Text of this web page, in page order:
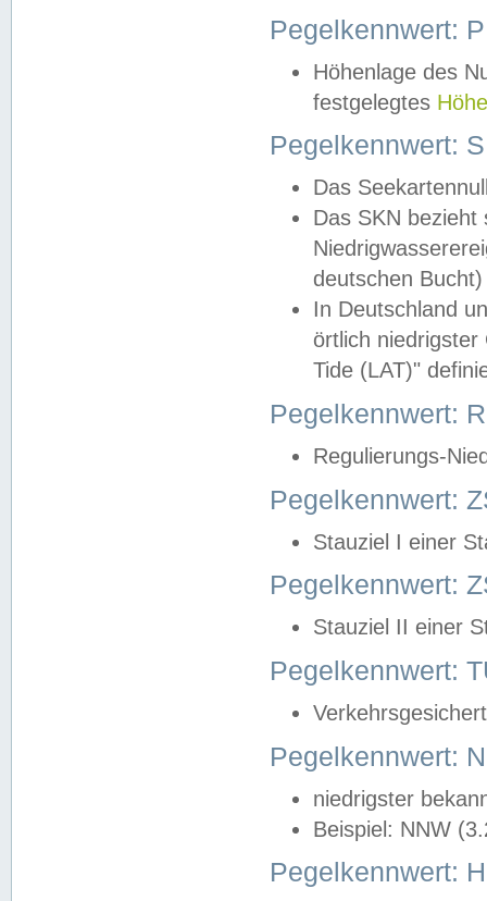
Pegelkennwert:
Höhenlage des
festgelegtes
Pegelkennwert:
Das
Das SKN
deutschen
In Deutschland
örtlich
Tide (LAT)"
Pegelkennwert:
Regulierungs-
Pegelkennwert:
Stauziel I einer
Pegelkennwert:
Stauziel II einer
Pegelkennwert:
Pegelkennwert:
niedrigster
Beispiel: NNW
Pegelkennwert: